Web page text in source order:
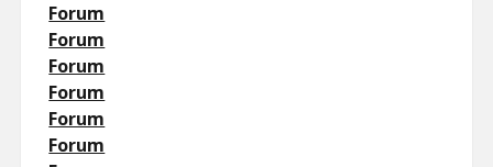
Forum
Forum
Forum
Forum
Forum
Forum